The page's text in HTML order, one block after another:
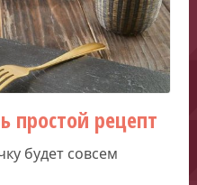
простой рецепт
будет совсем